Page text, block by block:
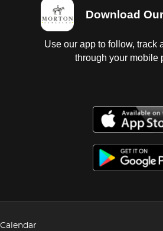
Download
Use our app to follow, track
through your mobile
Calendar